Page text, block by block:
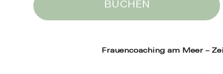
BUCHEN
Frauencoaching am Meer –